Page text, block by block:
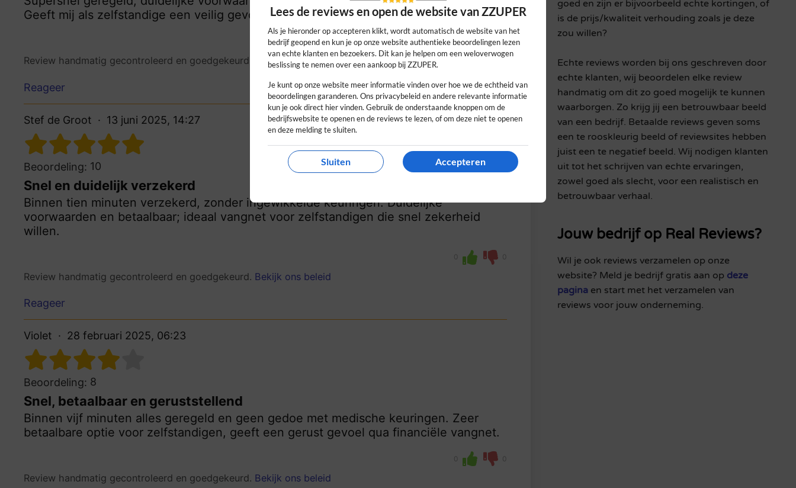
Geeft mij als zelfstandige een veilig gevoel zonder gedoe of kleine lettertjes.
0 0
Review handmatig gecontroleerd en goedgekeurd. Bekijk ons beleid
Reageer
Stef de Groot 13 juni 2025, 14:27
Beoordeling: 10
Snel en duidelijk verzekerd
Binnen tien minuten verzekerd, zonder ingewikkelde keuringen. Duidelijke
voorwaarden en betaalbaar; ideaal vangnet voor zelfstandigen die snel zekerheid
willen.
0 0
Review handmatig gecontroleerd en goedgekeurd. Bekijk ons beleid
Reageer
Violet 28 februari 2025, 06:23
Beoordeling: 8
Snel, betaalbaar en geruststellend
Binnen vijf minuten alles geregeld en geen gedoe met medische keuringen. Zeer
betaalbare optie voor zelfstandigen, geeft een gerust gevoel qua financiële vangnet.
0 0
Review handmatig gecontroleerd en goedgekeurd. Bekijk ons beleid
goed en zijn er bijvoorbeeld echte kortingen, of
is de prijs/kwaliteit verhouding zoals je deze
zou willen?
Echte reviews worden bij ons geschreven door
echte klanten, wij beoordelen elke review
handmatig om dit zo goed mogelijk te kunnen
waarborgen. Zo krijg jij een betrouwbaar beeld
van een bedrijf. Betaalde reviews geven soms
een te rooskleurig beeld of reviewsites hebben
juist een te negatief beeld. Wij nodigen klanten
uit tot het schrijven van echte ervaringen,
zowel goed als slecht, voor een realistisch en
betrouwbaar verhaal.
Jouw bedrijf op Real Reviews?
Wil je ook reviews verzamelen op onze
website? Meld je bedrijf gratis aan op deze
paginaen start met het verzamelen van
reviews voor jouw onderneming.
Lees de reviews en open de website van ZZUPER
Als je hieronder op accepteren klikt, wordt automatisch de website van het
bedrijf geopend en kun je op onze website authentieke beoordelingen lezen
van echte klanten en bezoekers. Dit kan je helpen om een weloverwogen
beslissing te nemen over een aankoop bij ZZUPER.
Je kunt op onze website meer informatie vinden over hoe we de echtheid van
beoordelingen garanderen. Ons privacybeleid en andere relevante informatie
kun je ook direct hier vinden. Gebruik de onderstaande knoppen om de
bedrijfswebsite te openen en de reviews te lezen, of om deze niet te openen
en deze melding te sluiten.
Sluiten Accepteren